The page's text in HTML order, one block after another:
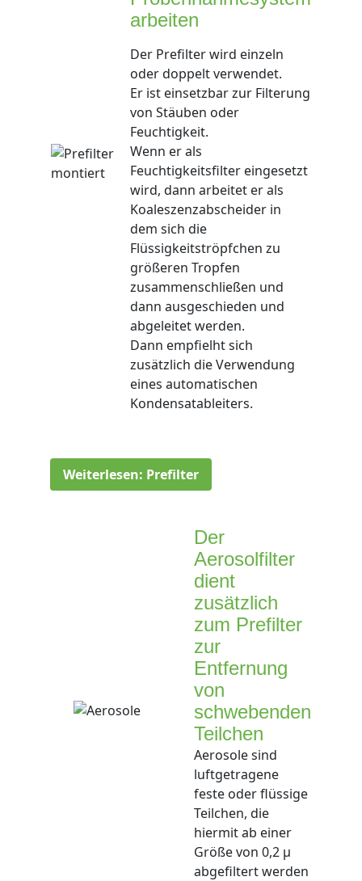
arbeiten
Der Prefilter wird einzeln
oder doppelt verwendet.
Er ist einsetzbar zur Filterung
von Stäuben oder
Feuchtigkeit.
Wenn er als
Feuchtigkeitsfilter eingesetzt
wird, dann arbeitet er als
Koaleszenzabscheider in
dem sich die
Flüssigkeitströpfchen zu
größeren Tropfen
zusammenschließen und
dann ausgeschieden und
abgeleitet werden.
Dann empfielht sich
zusätzlich die Verwendung
eines automatischen
Kondensatableiters.
Weiterlesen: Prefilter
Der
Aerosolfilter
dient
zusätzlich
zum Prefilter
zur
Entfernung
von
schwebenden
Teilchen
Aerosole sind
luftgetragene
feste oder flüssige
Teilchen, die
hiermit ab einer
Größe von 0,2 µ
abgefiltert werden